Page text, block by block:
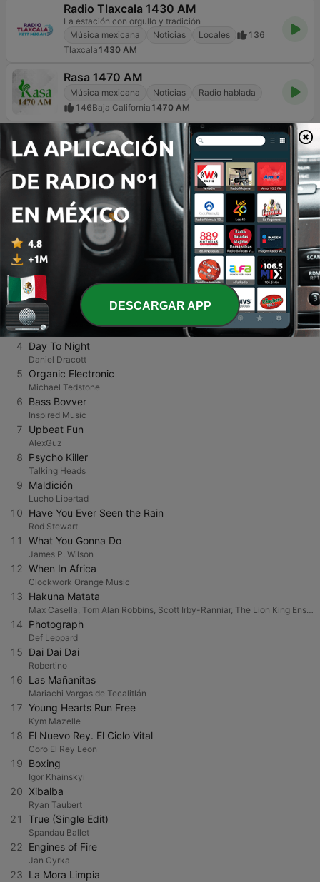
Radio Tlaxcala 1430 AM
La estación con orgullo y tradición
Música mexicana
Noticias Locales
136
Tlaxcala 1430 AM
Rasa 1470 AM
Música mexicana Noticias
Radio hablada
146Baja California 1470 AM
Página 3 de 8
<
4 5 > >>
TOP CANCIONES
1 The Arrival
Bastien Deshayes
2 Chase
Igor Khainskyi
3 Army
Igor Khainskyi
4 Day To Night
Daniel Dracott
5 Organic Electronic
Michael Tedstone
6 Bass Bovver
Inspired Music
7 Upbeat Fun
AlexGuz
8 Psycho Killer
Talking Heads
9 Maldición
Lucho Libertad
10 Have You Ever Seen the Rain
Rod Stewart
11 What You Gonna Do
James P. Wilson
12 When In Africa
Clockwork Orange Music
13 Hakuna Matata
Max Casella, Tom Alan Robbins, Scott Irby-Ranniar, The Lion King Ensemble & Jason Raize
14 Photograph
Def Leppard
15 Dai Dai Dai
Robertino
16 Las Mañanitas
Mariachi Vargas de Tecalitlán
17 Young Hearts Run Free
Kym Mazelle
18 El Nuevo Rey. El Ciclo Vital
Coro El Rey Leon
19 Boxing
Igor Khainskyi
20 Xibalba
Ryan Taubert
21 True (Single Edit)
Spandau Ballet
22 Engines of Fire
Jan Cyrka
23 La Mora Limpia
DESCARGAR APP